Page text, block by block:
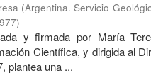
(Argentina. Servicio
)
y firmada por María
Científica, y dirigida al
plantea una ...